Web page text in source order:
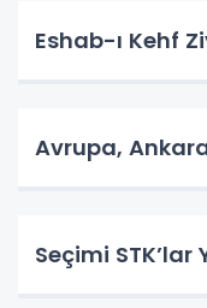
Eshab-ı Kehf
Avrupa,
Seçimi STK’lar